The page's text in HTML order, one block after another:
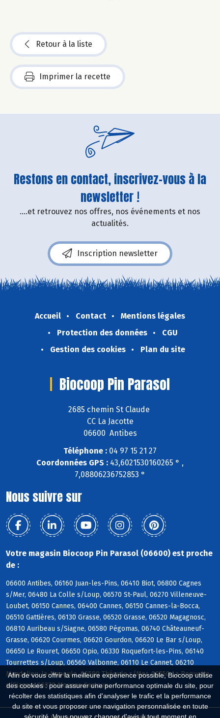
Afin de vous offrir la meilleure expérience possible, Biocoop utilise
des cookies : pour assurer une performance optimale du site, pour
récolter des statistiques afin d'analyser le trafic et la performance
du site et vous proposer une navigation personnalisée en toute
Retour à la liste
Imprimer la recette
Restons en contact, inscrivez-vous à la
newsletter !
....et retrouvez nos offres, nos événements et nos
actualités.
Inscription newsletter
Accueil Contact
Mentions légales
Protection des données
CGU
Gestion des cookies
Plan du site
Biocoop Pin Parasol
2685 chemin St Claude
CC La Jacotte
06600 Antibes
Téléphone : 04 97 15 21 27
Coordonnées GPS : 43,6021530160265 ° ,
7,08806236752853 °
Nous suivre sur
Votre magasin Biocoop Pin Parasol (06600) est proche
de :
06600 Antibes, 06160 Juan-les-Pins, 06410 Biot, 06800 Cagnes
s/Mer, 06480 La Colle s/Loup, 06570 St-Paul, 06270 Villeneuve-
Loubet, 06150 Cannes, 06400 Cannes, 06150 Cannes-la-Bocca,
06510 Gattières, 06130 Grasse, 06520 Grasse, 06520 Magagnosc,
06810 Auribeau s/Siagne, 06580 Pégomas, 06740 Châteauneuf-
Grasse, 06620 Courmes, 06620 Gourdon, 06620 Le Bar s/Loup,
06650 Le Rouret, 06650 Opio, 06330 Roquefort-les-Pins, 06140
Tourrettes s/Loup, 06560 Valbonne, 06110 Le Cannet, 06210
Mandelieu-la-Napoule, 06590 Théoule s/Mer, 06550 La Roquette
s/Siagne, 06370 Mouans-Sartoux